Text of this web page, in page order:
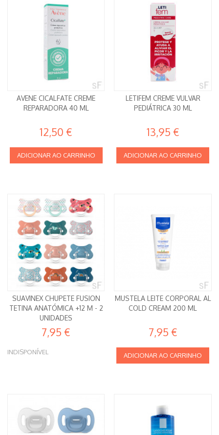
AVENE CICALFATE CREME
REPARADORA 40 ML
12,50 €
ADICIONAR AO CARRINHO
LETIFEM CREME VULVAR
PEDIÁTRICA 30 ML
13,95 €
ADICIONAR AO CARRINHO
SUAVINEX CHUPETE FUSION
TETINA ANATÓMICA +12 M - 2
UNIDADES
7,95 €
INDISPONÍVEL
MUSTELA LEITE CORPORAL AL
COLD CREAM 200 ML
7,95 €
ADICIONAR AO CARRINHO